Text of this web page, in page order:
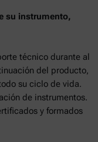
su instrumento,
técnico durante al
del producto,
su ciclo de vida.
de instrumentos.
y formados